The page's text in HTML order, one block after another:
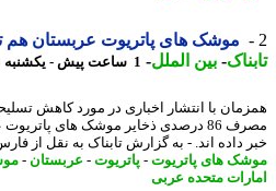
موشک های پاتریوت عربستان هم ته
-بین الملل-1 ساعت پیش - یکشنبه 18 مرداد 1405، 14:15
با انتشار اخباری در مورد کاهش تسلیحات
مصرف 86 درصدی ذخایر موشک های پاتریوت
داده اند. - به گزارش تابناک به نقل از فارس؛ ...
های پاتریوت -پاتریوت -عربستان-موشک
متحده عربی